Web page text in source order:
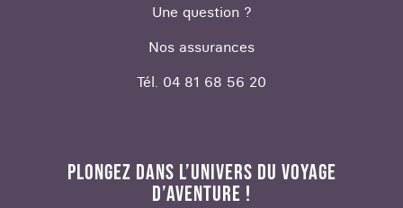
Une question ?
Nos assurances
Tél. 04 81 68 56 20
PLONGEZ DANS L’UNIVERS DU VOYAGE
D’AVENTURE !